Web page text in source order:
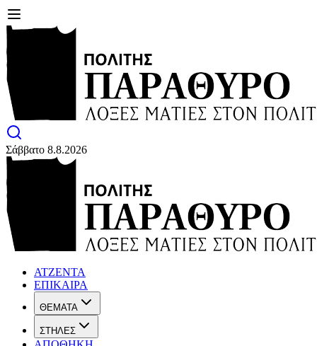
Σάββατο 8.8.2026
ΑΤΖΕΝΤΑ
ΕΠΙΚΑΙΡΑ
ΘΕΜΑΤΑ
ΣΤΗΛΕΣ